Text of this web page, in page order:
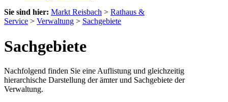
Sie sind hier: Markt Reisbach > Rathaus &
Service > Verwaltung > Sachgebiete
Sachgebiete
Nachfolgend finden Sie eine Auflistung und gleichzeitig
hierarchische Darstellung der ämter und Sachgebiete der
Verwaltung.